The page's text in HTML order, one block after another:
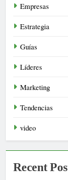
Empresas
Estrategia
Guías
Líderes
Marketing
Tendencias
video
Recent